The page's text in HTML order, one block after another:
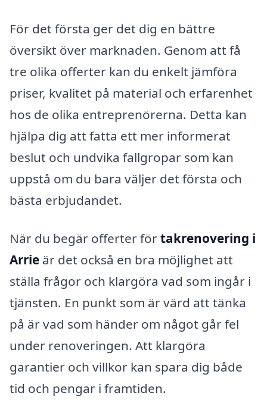
För det första ger det dig en bättre
översikt över marknaden. Genom att få
tre olika offerter kan du enkelt jämföra
priser, kvalitet på material och erfarenhet
hos de olika entreprenörerna. Detta kan
hjälpa dig att fatta ett mer informerat
beslut och undvika fallgropar som kan
uppstå om du bara väljer det första och
bästa erbjudandet.
När du begär offerter förtakrenovering i
Arrie är det också en bra möjlighet att
ställa frågor och klargöra vad som ingår i
tjänsten. En punkt som är värd att tänka
på är vad som händer om något går fel
under renoveringen. Att klargöra
garantier och villkor kan spara dig både
tid och pengar i framtiden.